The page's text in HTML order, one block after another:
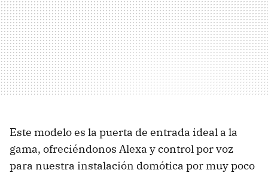
Este modelo es la puerta de entrada ideal a la
gama, ofreciéndonos Alexa y control por voz
para nuestra instalación domótica por muy poco